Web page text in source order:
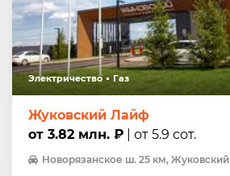
Электричество Газ
Жуковский Лайф
от 3.82 млн. ₽ | от 5.9 сот.
Новорязанское ш. 25 км, Жуковский